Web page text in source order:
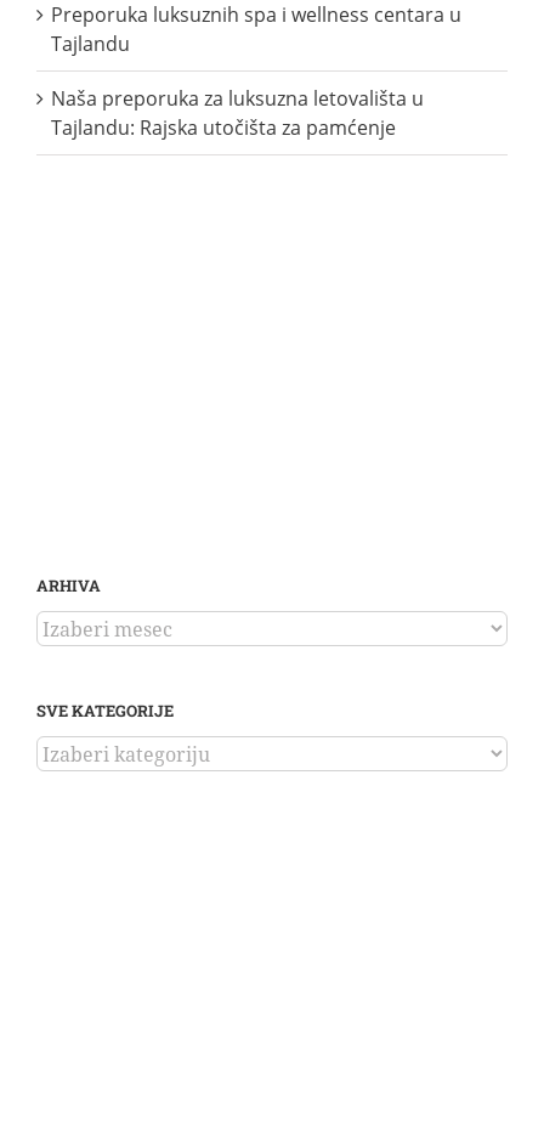
Preporuka luksuznih spa i wellness centara u
Tajlandu
Naša preporuka za luksuzna letovališta u
Tajlandu: Rajska utočišta za pamćenje
ARHIVA
ARHIVA
SVE KATEGORIJE
SVE
KATEGORIJE